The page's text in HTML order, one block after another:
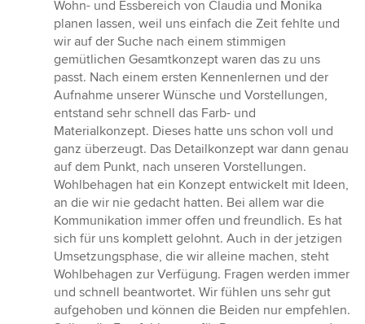
von
5
Sternen
Wohn- und Essbereich von Claudia und Monika
planen lassen, weil uns einfach die Zeit fehlte und
wir auf der Suche nach einem stimmigen
gemütlichen Gesamtkonzept waren das zu uns
passt. Nach einem ersten Kennenlernen und der
Aufnahme unserer Wünsche und Vorstellungen,
entstand sehr schnell das Farb- und
Materialkonzept. Dieses hatte uns schon voll und
ganz überzeugt. Das Detailkonzept war dann genau
auf dem Punkt, nach unseren Vorstellungen.
Wohlbehagen hat ein Konzept entwickelt mit Ideen,
an die wir nie gedacht hatten. Bei allem war die
Kommunikation immer offen und freundlich. Es hat
sich für uns komplett gelohnt. Auch in der jetzigen
Umsetzungsphase, die wir alleine machen, steht
Wohlbehagen zur Verfügung. Fragen werden immer
und schnell beantwortet. Wir fühlen uns sehr gut
aufgehoben und können die Beiden nur empfehlen.